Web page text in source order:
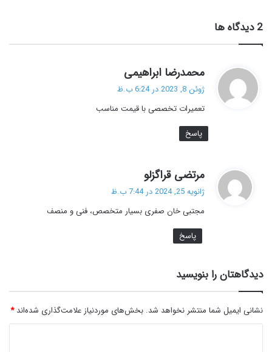
‫2 دیدگاه ها
محمدرضا ابراهیمی
ف
:
ژوئن 8, 2023 در 6:24 ب.ظ
تعمیرات تخصصی با قیمت مناسب
پاسخ
مرتضی قراگزلو
ف
ژانویه 25, 2024 در 7:44 ب.ظ
مجتبی خان صفری بسیار متخصص، فنی و منصف
پاسخ
دیدگاهتان را بنویسید
نشانی ایمیل شما منتشر نخواهد شد. بخش‌های موردنیاز علامت‌گذاری شده‌اند*